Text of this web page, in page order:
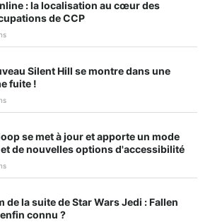
: la localisation au cœur des
de CCP
Silent Hill se montre dans une
fuite !
se met à jour et apporte un mode
de nouvelles options d'accessibilité
de la suite de Star Wars Jedi : Fallen
connu ?